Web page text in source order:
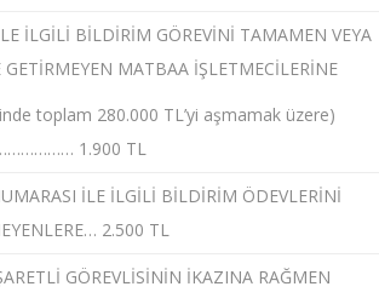
İLGİLİ BİLDİRİM GÖREVİNİ TAMAMEN VEYA
GETİRMEYEN MATBAA İŞLETMECİLERİNE
toplam 280.000 TL’yi aşmamak üzere)
1.900 TL
İLE İLGİLİ BİLDİRİM ÖDEVLERİNİ
2.500 TL
GÖREVLİSİNİN İKAZINA RAĞMEN